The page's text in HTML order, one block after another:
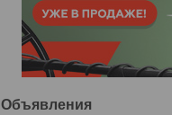
Объявления